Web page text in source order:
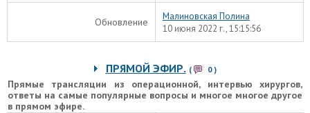
Обновление
Малиновская Полина
10 июня 2022 г., 15:15:56
ПРЯМОЙ ЭФИР. ( 0)
Прямые трансляции из операционной, интервью хирургов,
ответы на самые популярные вопросы и многое многое другое
в прямом эфире.